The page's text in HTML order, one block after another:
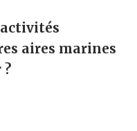
aires marines